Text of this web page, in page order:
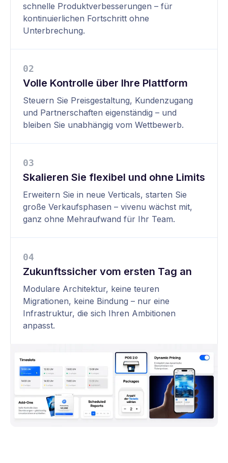
schnelle Produktverbesserungen – für
kontinuierlichen Fortschritt ohne
Unterbrechung.
02
Volle Kontrolle über Ihre Plattform
Steuern Sie Preisgestaltung, Kundenzugang
und Partnerschaften eigenständig – und
bleiben Sie unabhängig vom Wettbewerb.
03
Skalieren Sie flexibel und ohne Limits
Erweitern Sie in neue Verticals, starten Sie
große Verkaufsphasen – vivenu wächst mit,
ganz ohne Mehraufwand für Ihr Team.
04
Zukunftssicher vom ersten Tag an
Modulare Architektur, keine teuren
Migrationen, keine Bindung – nur eine
Infrastruktur, die sich Ihren Ambitionen
anpasst.